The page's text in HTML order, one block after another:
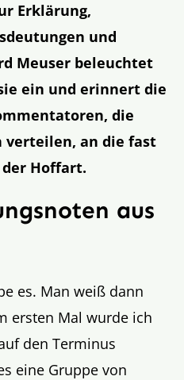
Erklärung,
und
Meuser beleuchtet
ein und erinnert die
die
an die fast
der Hoffart.
aus
es. Man weiß dann
ersten Mal wurde ich
den Terminus
eine Gruppe von